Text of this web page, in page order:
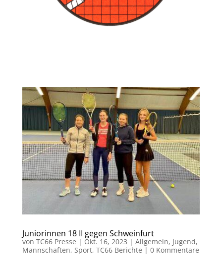
Juniorinnen 18 II gegen Schweinfurt
von TC66 Presse | Okt. 16, 2023 | Allgemein, Jugend,
Mannschaften, Sport, TC66 Berichte | 0 Kommentare